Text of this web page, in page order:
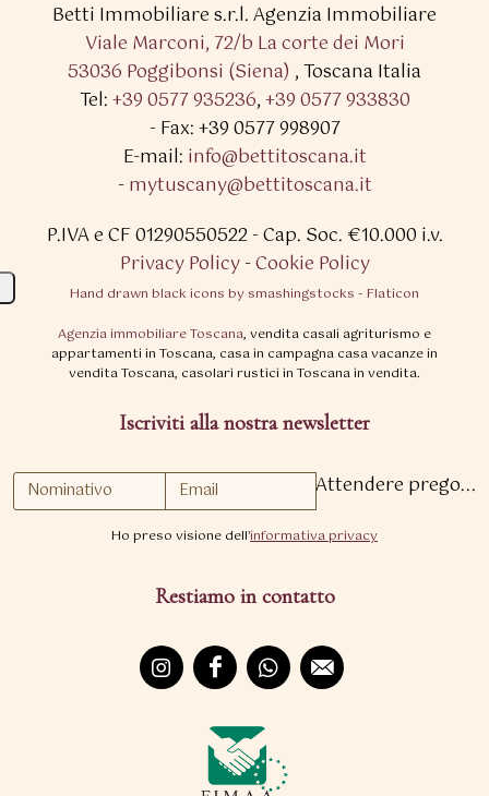
Betti Immobiliare s.r.l.Agenzia Immobiliare
Viale Marconi, 72/b La corte dei Mori
53036 Poggibonsi (Siena) ,Toscana Italia
Tel:+39 0577 935236,+39 0577 933830
- Fax: +39 0577 998907
E-mail: info@bettitoscana.it
-mytuscany@bettitoscana.it
P.IVA e CF 01290550522 - Cap. Soc. €10.000 i.v.
Privacy Policy -Cookie Policy
Hand drawn black icons by smashingstocks - Flaticon
Agenzia immobiliare Toscana, vendita casali agriturismo e
appartamenti in Toscana, casa in campagna casa vacanze in
vendita Toscana, casolari rustici in Toscana in vendita.
Iscriviti alla nostra newsletter
Attendere prego...
Ho preso visione dell'informativa privacy
Restiamo in contatto